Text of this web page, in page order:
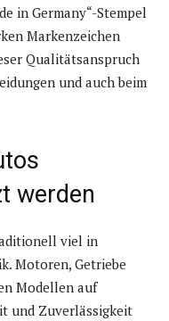
in Germany“-Stempel
Markenzeichen
Qualitätsanspruch
und auch beim
werden
viel in
Motoren, Getriebe
Modellen auf
und Zuverlässigkeit